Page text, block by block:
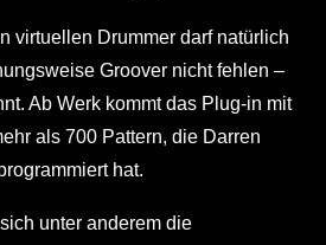
virtuellen Drummer darf natürlich
Groover nicht fehlen –
Ab Werk kommt das Plug-in mit
als 700 Pattern, die Darren
hat.
unter anderem die